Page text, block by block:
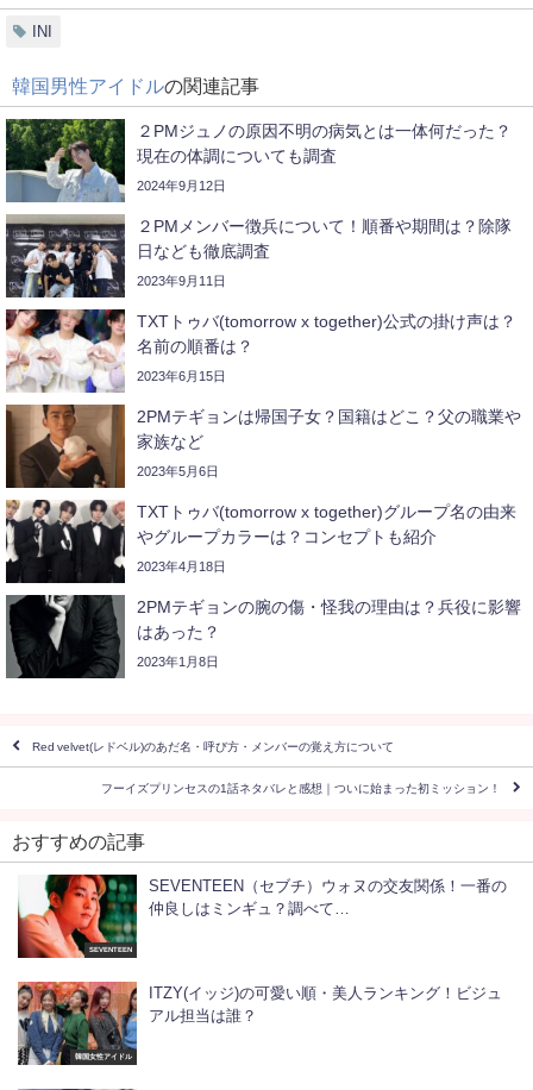
INI
韓国男性アイドルの関連記事
２PMジュノの原因不明の病気とは一体何だった？
現在の体調についても調査
2024年9月12日
２PMメンバー徴兵について！順番や期間は？除隊
日なども徹底調査
2023年9月11日
TXTトゥバ(tomorrow x together)公式の掛け声は？
名前の順番は？
2023年6月15日
2PMテギョンは帰国子女？国籍はどこ？父の職業や
家族など
2023年5月6日
TXTトゥバ(tomorrow x together)グループ名の由来
やグループカラーは？コンセプトも紹介
2023年4月18日
2PMテギョンの腕の傷・怪我の理由は？兵役に影響
はあった？
2023年1月8日
Red velvet(レドベル)のあだ名・呼び方・メンバーの覚え方について
フーイズプリンセスの1話ネタバレと感想｜ついに始まった初ミッション！
おすすめの記事
SEVENTEEN
SEVENTEEN（セブチ）ウォヌの交友関係！一番の
仲良しはミンギュ？調べて…
韓国女性アイドル
ITZY(イッジ)の可愛い順・美人ランキング！ビジュ
アル担当は誰？